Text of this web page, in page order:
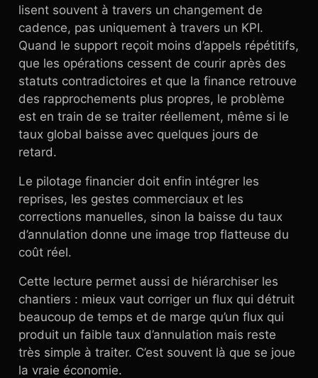
lisent souvent à travers un changement de
cadence, pas uniquement à travers un KPI.
Quand le support reçoit moins d’appels répétitifs,
que les opérations cessent de courir après des
statuts contradictoires et que la finance retrouve
des rapprochements plus propres, le problème
est en train de se traiter réellement, même si le
taux global baisse avec quelques jours de
retard.
Le pilotage financier doit enfin intégrer les
reprises, les gestes commerciaux et les
corrections manuelles, sinon la baisse du taux
d’annulation donne une image trop flatteuse du
coût réel.
Cette lecture permet aussi de hiérarchiser les
chantiers : mieux vaut corriger un flux qui détruit
beaucoup de temps et de marge qu’un flux qui
produit un faible taux d’annulation mais reste
très simple à traiter. C’est souvent là que se joue
la vraie économie.